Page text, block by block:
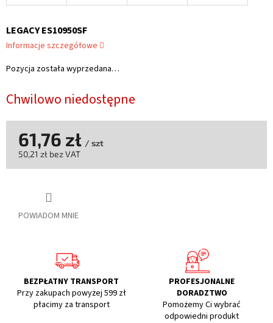
Chwilowo niedostępne
Pozycja została wyprzedana…
LEGACY ES10950SF
Informacje szczegółowe
POWIADOM MNIE
61,76 zł / szt
50,21 zł bez VAT
BEZPŁATNY TRANSPORT
Przy zakupach powyżej 599 zł
płacimy za transport
PROFESJONALNE
DORADZTWO
Pomożemy Ci wybrać
odpowiedni produkt